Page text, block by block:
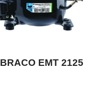
EMT 2125